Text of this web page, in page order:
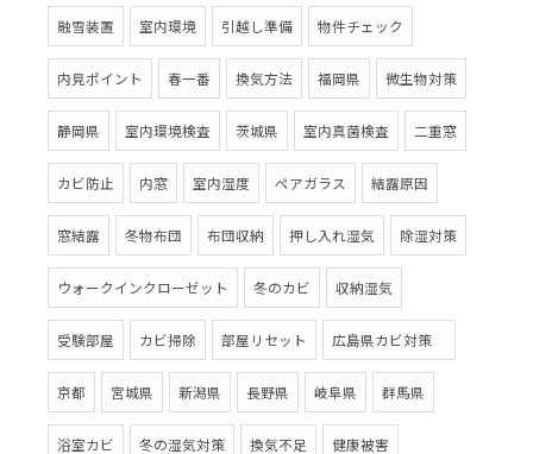
融雪装置 室内環境 引越し準備 物件チェック
内見ポイント 春一番 換気方法 福岡県 微生物対策
静岡県 室内環境検査 茨城県 室内真菌検査 二重窓
カビ防止 内窓 室内湿度 ペアガラス 結露原因
窓結露 冬物布団 布団収納 押し入れ湿気 除湿対策
ウォークインクローゼット 冬のカビ 収納湿気
受験部屋 カビ掃除 部屋リセット 広島県カビ対策
京都 宮城県 新潟県 長野県 岐阜県 群馬県
浴室カビ 冬の湿気対策 換気不足 健康被害